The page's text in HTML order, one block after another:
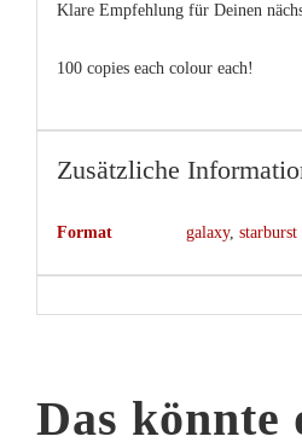
Klare Empfehlung für Deinen
100 copies each colour each!
Zusätzliche
Format galaxy, starburst
Das könnte